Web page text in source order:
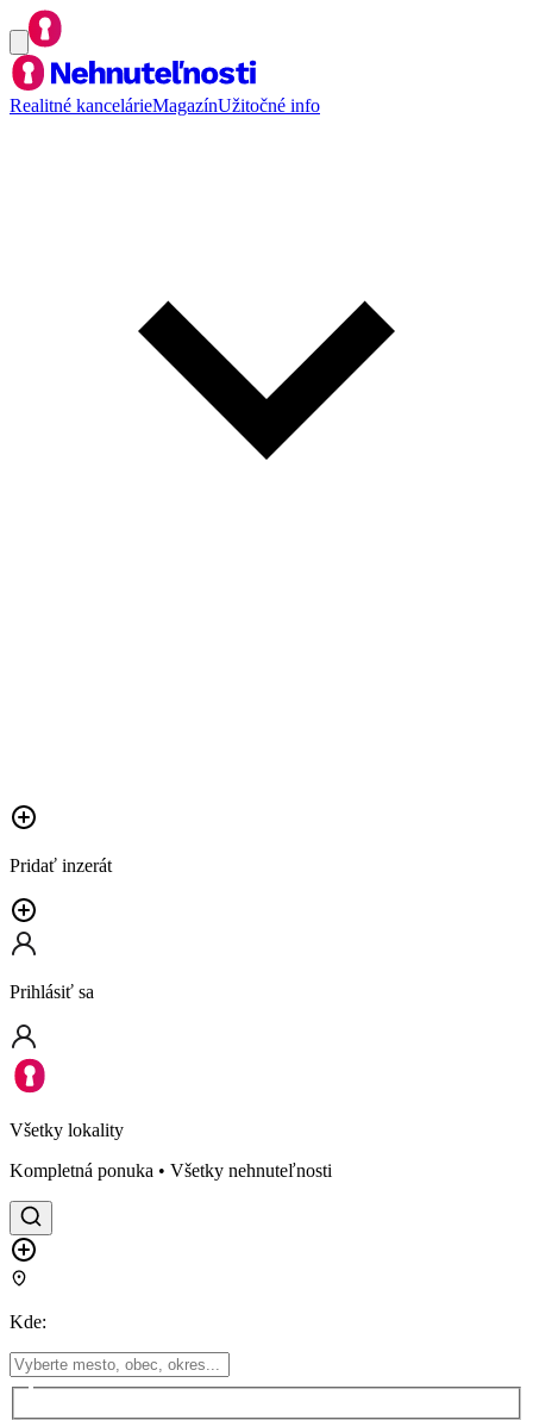
Realitné kancelárieMagazínUžitočné info
Pridať inzerát
Prihlásiť sa
Všetky lokality
Kompletná ponuka • Všetky nehnuteľnosti
Kde: